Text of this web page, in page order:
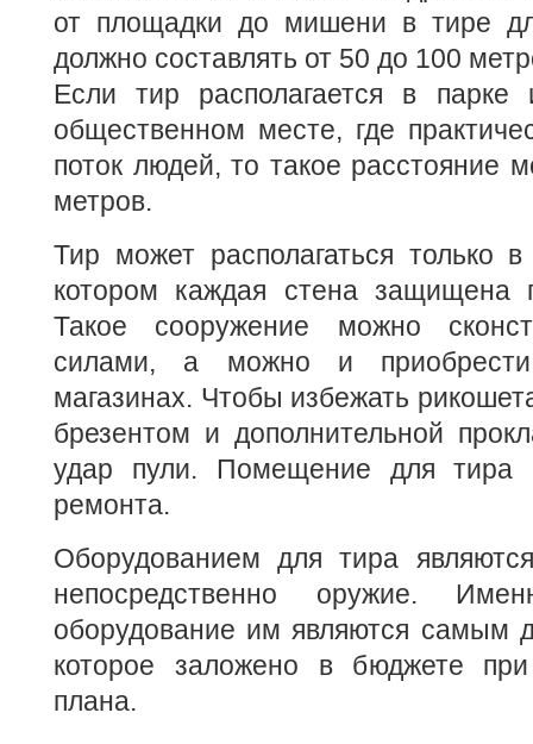
от площадки до мишени в тире
должно составлять от 50 до 100
Если тир располагается в
общественном месте, где
поток людей, то такое расстояние
метров.
Тир может располагаться только
котором каждая стена защищена
Такое сооружение можно
силами, а можно и
магазинах. Чтобы избежать
брезентом и дополнительной
удар пули. Помещение для тира
ремонта.
Оборудованием для тира
непосредственно оружие.
оборудование им являются самым
которое заложено в бюджете
плана.